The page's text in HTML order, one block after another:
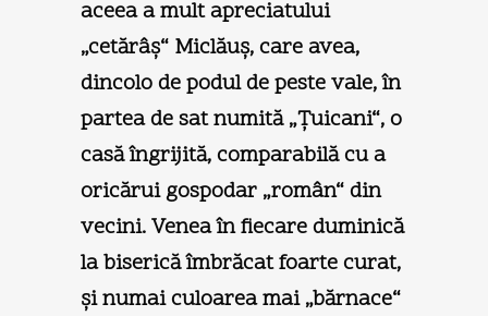
aceea a mult apreciatului
„cetărâş“ Miclăuş, care avea,
dincolo de podul de peste vale, în
partea de sat numită „Ţuicani“, o
casă îngrijită, comparabilă cu a
oricărui gospodar „român“ din
vecini. Venea în fiecare duminică
la biserică îmbrăcat foarte curat,
şi numai culoarea mai „bărnace“